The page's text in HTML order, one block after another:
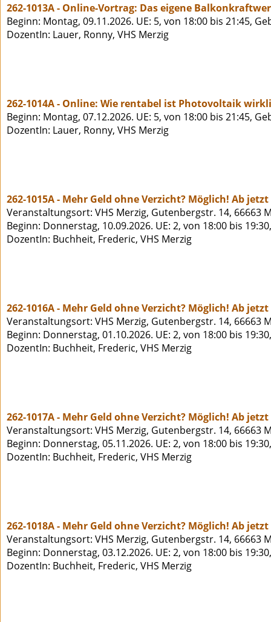
262-1013A - Online-Vortrag: Das eigene
Beginn: Montag, 09.11.2026. UE: 5, von 18:00 bis 21:45,
DozentIn: Lauer, Ronny, VHS Merzig
262-1014A - Online: Wie rentabel ist Photovoltaik
Beginn: Montag, 07.12.2026. UE: 5, von 18:00 bis 21:45,
DozentIn: Lauer, Ronny, VHS Merzig
262-1015A - Mehr Geld ohne Verzicht? Möglich! Ab
Veranstaltungsort: VHS Merzig, Gutenbergstr. 14, 66663
Beginn: Donnerstag, 10.09.2026. UE: 2, von 18:00 bis
DozentIn: Buchheit, Frederic, VHS Merzig
262-1016A - Mehr Geld ohne Verzicht? Möglich! Ab
Veranstaltungsort: VHS Merzig, Gutenbergstr. 14, 66663
Beginn: Donnerstag, 01.10.2026. UE: 2, von 18:00 bis
DozentIn: Buchheit, Frederic, VHS Merzig
262-1017A - Mehr Geld ohne Verzicht? Möglich! Ab
Veranstaltungsort: VHS Merzig, Gutenbergstr. 14, 66663
Beginn: Donnerstag, 05.11.2026. UE: 2, von 18:00 bis
DozentIn: Buchheit, Frederic, VHS Merzig
262-1018A - Mehr Geld ohne Verzicht? Möglich! Ab
Veranstaltungsort: VHS Merzig, Gutenbergstr. 14, 66663
Beginn: Donnerstag, 03.12.2026. UE: 2, von 18:00 bis
DozentIn: Buchheit, Frederic, VHS Merzig